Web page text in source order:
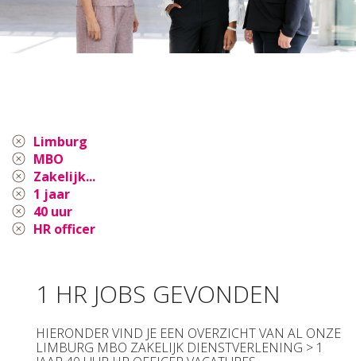
Limburg
MBO
Zakelijk...
1 jaar
40 uur
HR officer
1 HR JOBS GEVONDEN
HIERONDER VIND JE EEN OVERZICHT VAN AL ONZE
LIMBURG MBO ZAKELIJK DIENSTVERLENING > 1